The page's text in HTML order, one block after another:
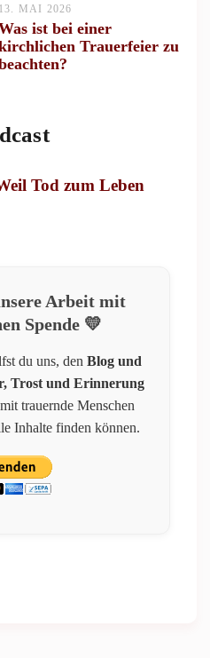
13. MAI 2026
ist bei einer
Trauerfeier zu
Arbeit mit
Spende 💛
du uns, den Blog und
Trost und Erinnerung
trauernde Menschen
Inhalte finden können.